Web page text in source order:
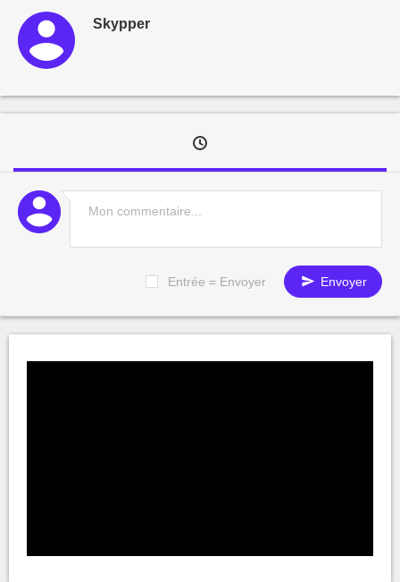
Skypper
Entrée = Envoyer Envoyer